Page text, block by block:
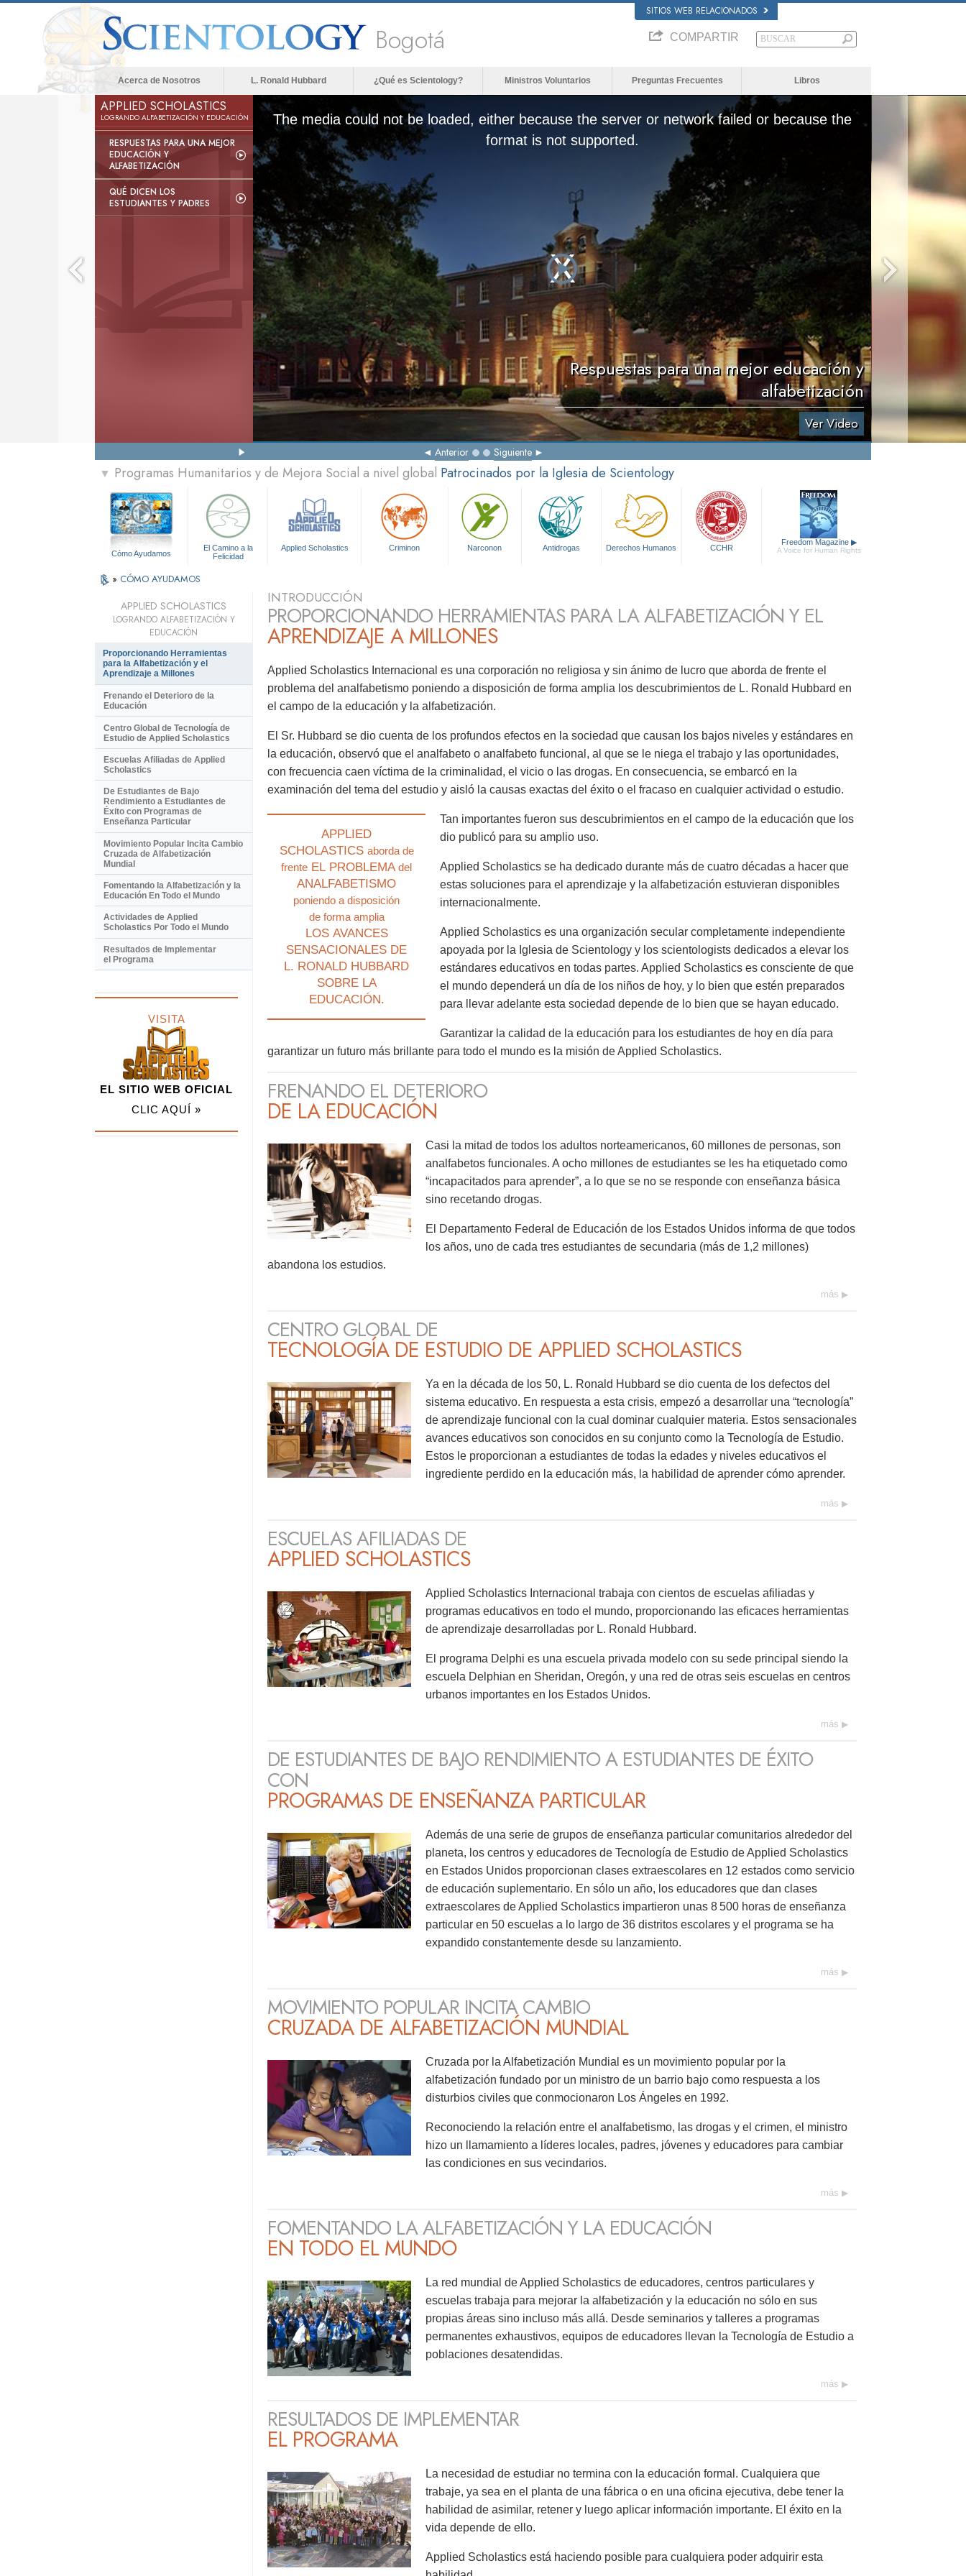
SITIOS WEB RELACIONADOS
Bogotá COMPARTIR
Acerca de Nosotros L. Ronald Hubbard ¿Qué es Scientology? Ministros Voluntarios Preguntas Frecuentes Libros
APPLIED SCHOLASTICS
LOGRANDO ALFABETIZACIÓN Y EDUCACIÓN
RESPUESTAS PARA UNA MEJOR
EDUCACIÓN Y
ALFABETIZACIÓN
QUÉ DICEN LOS
ESTUDIANTES Y PADRES
The media could not be loaded, either because the server or network failed or because the
format is not supported.
Respuestas para una mejor educación y
alfabetización
Ver Video
Anterior Siguiente
▼ Programas Humanitarios y de Mejora Social a nivel global Patrocinados por la Iglesia de Scientology
Cómo Ayudamos
El Camino a la
Felicidad
Applied Scholastics Criminon Narconon Antidrogas Derechos Humanos CCHR
Freedom Magazine ▶
A Voice for Human Rights
» CÓMO AYUDAMOS
INTRODUCCIÓN
PROPORCIONANDO HERRAMIENTAS PARA LA ALFABETIZACIÓN Y EL
APRENDIZAJE A MILLONES
Applied Scholastics Internacional es una corporación no religiosa y sin ánimo de lucro que aborda de frente el
problema del analfabetismo poniendo a disposición de forma amplia los descubrimientos de L. Ronald Hubbard en
el campo de la educación y la alfabetización.
El Sr. Hubbard se dio cuenta de los profundos efectos en la sociedad que causan los bajos niveles y estándares en
la educación, observó que el analfabeto o analfabeto funcional, al que se le niega el trabajo y las oportunidades,
con frecuencia caen víctima de la criminalidad, el vicio o las drogas. En consecuencia, se embarcó en la
examinación del tema del estudio y aisló la causas exactas del éxito o el fracaso en cualquier actividad o estudio.
APPLIED
SCHOLASTICS aborda de
frente EL PROBLEMAdel
ANALFABETISMO
poniendo a disposición
de forma amplia
LOS AVANCES
SENSACIONALES DE
L. RONALD HUBBARD
SOBRE LA
EDUCACIÓN.
Tan importantes fueron sus descubrimientos en el campo de la educación que los
dio publicó para su amplio uso.
Applied Scholastics se ha dedicado durante más de cuatro décadas a hacer que
estas soluciones para el aprendizaje y la alfabetización estuvieran disponibles
internacionalmente.
Applied Scholastics es una organización secular completamente independiente
apoyada por la Iglesia de Scientology y los scientologists dedicados a elevar los
estándares educativos en todas partes. Applied Scholastics es consciente de que
el mundo dependerá un día de los niños de hoy, y lo bien que estén preparados
para llevar adelante esta sociedad depende de lo bien que se hayan educado.
Garantizar la calidad de la educación para los estudiantes de hoy en día para
garantizar un futuro más brillante para todo el mundo es la misión de Applied Scholastics.
FRENANDO EL DETERIORO
DE LA EDUCACIÓN
Casi la mitad de todos los adultos norteamericanos, 60 millones de personas, son
analfabetos funcionales. A ocho millones de estudiantes se les ha etiquetado como
“incapacitados para aprender”, a lo que se no se responde con enseñanza básica
sino recetando drogas.
El Departamento Federal de Educación de los Estados Unidos informa de que todos
los años, uno de cada tres estudiantes de secundaria (más de 1,2 millones)
abandona los estudios.
más
CENTRO GLOBAL DE
TECNOLOGÍA DE ESTUDIO DE APPLIED SCHOLASTICS
Ya en la década de los 50, L. Ronald Hubbard se dio cuenta de los defectos del
sistema educativo. En respuesta a esta crisis, empezó a desarrollar una “tecnología”
de aprendizaje funcional con la cual dominar cualquier materia. Estos sensacionales
avances educativos son conocidos en su conjunto como la Tecnología de Estudio.
Estos le proporcionan a estudiantes de todas la edades y niveles educativos el
ingrediente perdido en la educación más, la habilidad de aprender cómo aprender.
más
ESCUELAS AFILIADAS DE
APPLIED SCHOLASTICS
Applied Scholastics Internacional trabaja con cientos de escuelas afiliadas y
programas educativos en todo el mundo, proporcionando las eficaces herramientas
de aprendizaje desarrolladas por L. Ronald Hubbard.
El programa Delphi es una escuela privada modelo con su sede principal siendo la
escuela Delphian en Sheridan, Oregón, y una red de otras seis escuelas en centros
urbanos importantes en los Estados Unidos.
más
DE ESTUDIANTES DE BAJO RENDIMIENTO A ESTUDIANTES DE ÉXITO
CON
PROGRAMAS DE ENSEÑANZA PARTICULAR
Además de una serie de grupos de enseñanza particular comunitarios alrededor del
planeta, los centros y educadores de Tecnología de Estudio de Applied Scholastics
en Estados Unidos proporcionan clases extraescolares en 12 estados como servicio
de educación suplementario. En sólo un año, los educadores que dan clases
extraescolares de Applied Scholastics impartieron unas 8 500 horas de enseñanza
particular en 50 escuelas a lo largo de 36 distritos escolares y el programa se ha
expandido constantemente desde su lanzamiento.
más
MOVIMIENTO POPULAR INCITA CAMBIO
CRUZADA DE ALFABETIZACIÓN MUNDIAL
Cruzada por la Alfabetización Mundial es un movimiento popular por la
alfabetización fundado por un ministro de un barrio bajo como respuesta a los
disturbios civiles que conmocionaron Los Ángeles en 1992.
Reconociendo la relación entre el analfabetismo, las drogas y el crimen, el ministro
hizo un llamamiento a líderes locales, padres, jóvenes y educadores para cambiar
las condiciones en sus vecindarios.
más
FOMENTANDO LA ALFABETIZACIÓN Y LA EDUCACIÓN
EN TODO EL MUNDO
La red mundial de Applied Scholastics de educadores, centros particulares y
escuelas trabaja para mejorar la alfabetización y la educación no sólo en sus
propias áreas sino incluso más allá. Desde seminarios y talleres a programas
permanentes exhaustivos, equipos de educadores llevan la Tecnología de Estudio a
poblaciones desatendidas.
más
RESULTADOS DE IMPLEMENTAR
EL PROGRAMA
La necesidad de estudiar no termina con la educación formal. Cualquiera que
trabaje, ya sea en el planta de una fábrica o en una oficina ejecutiva, debe tener la
habilidad de asimilar, retener y luego aplicar información importante. El éxito en la
vida depende de ello.
Applied Scholastics está haciendo posible para cualquiera poder adquirir esta
APPLIED SCHOLASTICS
LOGRANDO ALFABETIZACIÓN Y
EDUCACIÓN
Proporcionando Herramientas
para la Alfabetización y el
Aprendizaje a Millones
Frenando el Deterioro de la
Educación
Centro Global de Tecnología de
Estudio de Applied Scholastics
Escuelas Afiliadas de Applied
Scholastics
De Estudiantes de Bajo
Rendimiento a Estudiantes de
Éxito con Programas de
Enseñanza Particular
Movimiento Popular Incita Cambio
Cruzada de Alfabetización
Mundial
Fomentando la Alfabetización y la
Educación En Todo el Mundo
Actividades de Applied
Scholastics Por Todo el Mundo
Resultados de Implementar
el Programa
VISITA
EL SITIO WEB OFICIAL
CLIC AQUÍ »